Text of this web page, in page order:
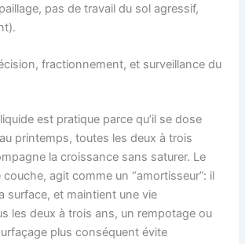
pas de travail du sol agressif,
fractionnement, et surveillance du
est pratique parce qu’il se dose
printemps, toutes les deux à trois
la croissance sans saturer. Le
agit comme un “amortisseur”: il
surface, et maintient une vie
les deux à trois ans, un rempotage ou
plus conséquent évite